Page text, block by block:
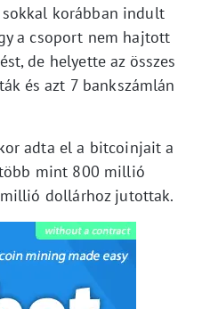
korábban indult
a csoport nem hajtott
de helyette az összes
és azt 7 bankszámlán
adta el a bitcoinjait a
mint 800 millió
dollárhoz jutottak.